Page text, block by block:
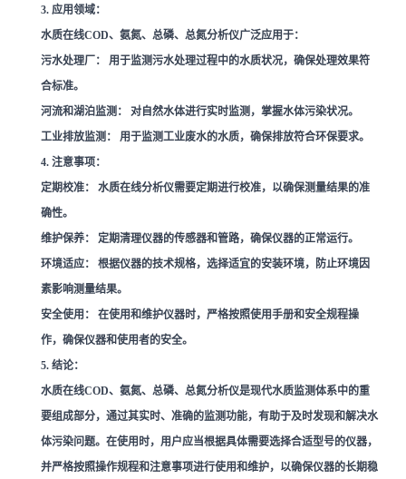
3. 应用领域：
水质在线COD、氨氮、总磷、总氮分析仪广泛应用于：
污水处理厂：
用于监测污水处理过程中的水质状况，确保处理效果符
合标准。
河流和湖泊监测：
对自然水体进行实时监测，掌握水体污染状况。
工业排放监测：
用于监测工业废水的水质，确保排放符合环保要求。
4. 注意事项：
定期校准：
水质在线分析仪需要定期进行校准，以确保测量结果的准
确性。
维护保养：
定期清理仪器的传感器和管路，确保仪器的正常运行。
环境适应：
根据仪器的技术规格，选择适宜的安装环境，防止环境因
素影响测量结果。
安全使用：
在使用和维护仪器时，严格按照使用手册和安全规程操
作，确保仪器和使用者的安全。
5. 结论：
水质在线COD、氨氮、总磷、总氮分析仪是现代水质监测体系中的重
要组成部分，通过其实时、准确的监测功能，有助于及时发现和解决水
体污染问题。在使用时，用户应当根据具体需要选择合适型号的仪器，
并严格按照操作规程和注意事项进行使用和维护，以确保仪器的长期稳